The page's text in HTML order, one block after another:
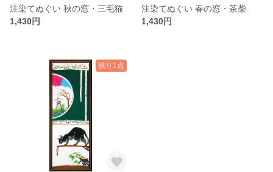
注染てぬぐい 秋の窓・三毛猫
1,430円
注染てぬぐい 春の窓・茶柴
1,430円
残り1点